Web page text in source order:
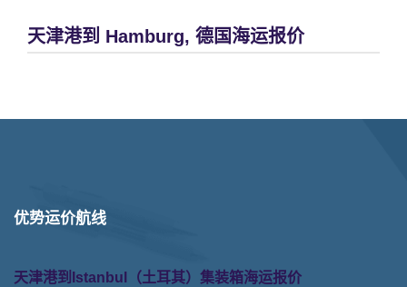
天津港到 Hamburg, 德国海运报价
优势运价航线
天津港到Istanbul（土耳其）集装箱海运报价